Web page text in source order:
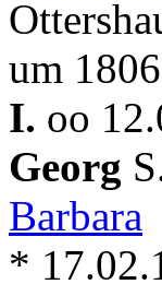
um
I. oo
Georg
Barbara
*